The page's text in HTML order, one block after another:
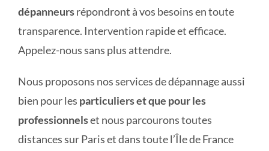
dépanneursrépondront à vos besoins en toute
transparence. Intervention rapide et efficace.
Appelez-nous sans plus attendre.
Nous proposons nos services de dépannage aussi
bien pour les particuliers et que pour les
professionnelset nous parcourons toutes
distances sur Paris et dans toute l’Île de France